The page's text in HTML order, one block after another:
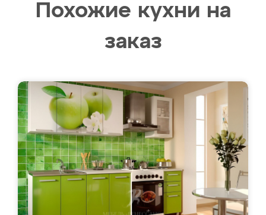
Похожие кухни на
заказ